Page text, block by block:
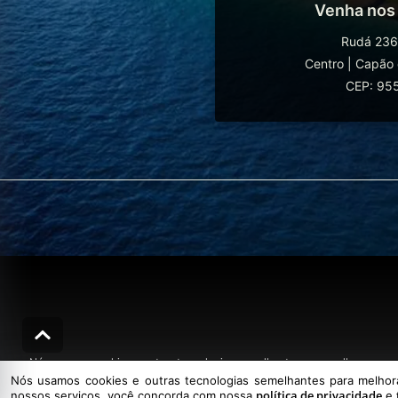
Venha
Rudá
Centro
Capão
CEP:
Nós usamos cookies e outras tecnologias semelhantes para melhorar a
Nós usamos cookies e outras tecnologias semelhantes para